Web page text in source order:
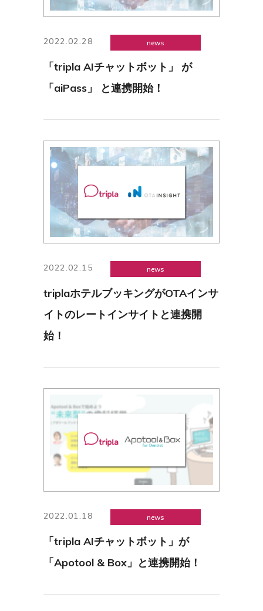
2022.02.28 news
「tripla AIチャットボット」 が
「aiPass」 と連携開始！
2022.02.15 news
triplaホテルブッキングがOTAインサ
イトのレートインサイトと連携開
始！
2022.01.18 news
「tripla AIチャットボット」が
「Apotool & Box」と連携開始！